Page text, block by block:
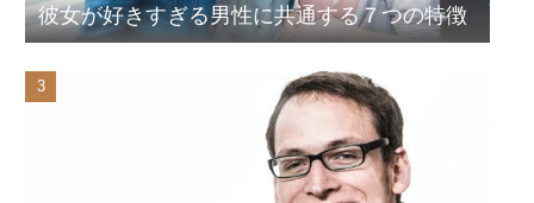
彼女が好きすぎる男性に共通する７つの特徴